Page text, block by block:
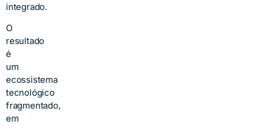
integrado.
O
resultado
é
um
ecossistema
tecnológico
fragmentado,
em